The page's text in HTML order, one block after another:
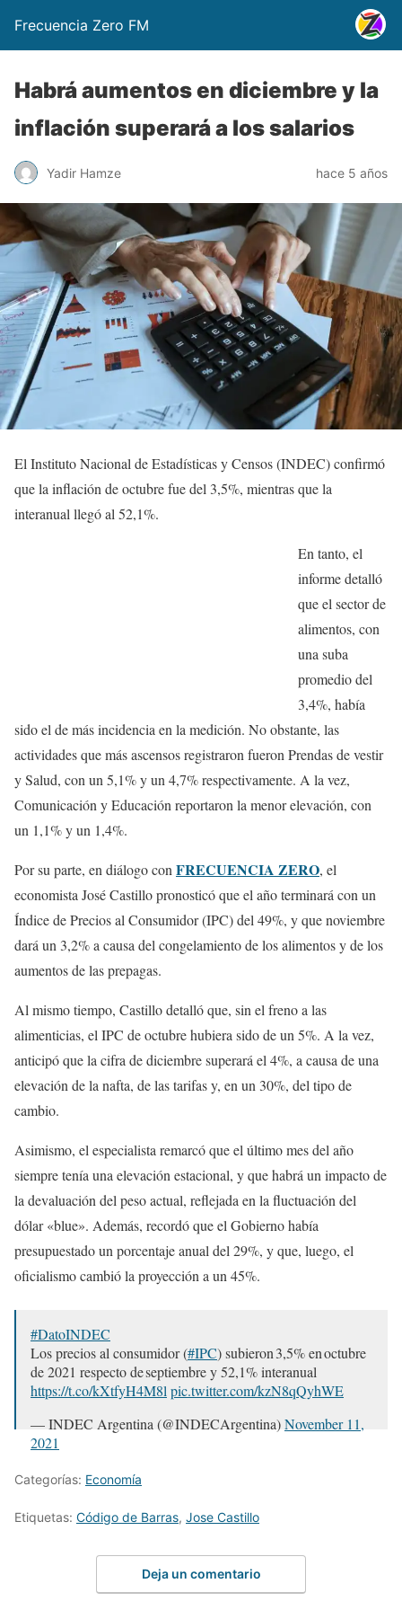
Frecuencia Zero FM
Habrá aumentos en diciembre y la
inflación superará a los salarios
Yadir Hamze hace 5 años
El Instituto Nacional de Estadísticas y Censos (INDEC) confirmó
que la inflación de octubre fue del 3,5%, mientras que la
interanual llegó al 52,1%.
En tanto, el
informe detalló
que el sector de
alimentos, con
una suba
promedio del
3,4%, había
sido el de más incidencia en la medición. No obstante, las
actividades que más ascensos registraron fueron Prendas de vestir
y Salud, con un 5,1% y un 4,7% respectivamente. A la vez,
Comunicación y Educación reportaron la menor elevación, con
un 1,1% y un 1,4%.
Por su parte, en diálogo con FRECUENCIA ZERO, el
economista José Castillo pronosticó que el año terminará con un
Índice de Precios al Consumidor (IPC) del 49%, y que noviembre
dará un 3,2% a causa del congelamiento de los alimentos y de los
aumentos de las prepagas.
Al mismo tiempo, Castillo detalló que, sin el freno a las
alimenticias, el IPC de octubre hubiera sido de un 5%. A la vez,
anticipó que la cifra de diciembre superará el 4%, a causa de una
elevación de la nafta, de las tarifas y, en un 30%, del tipo de
cambio.
Asimismo, el especialista remarcó que el último mes del año
siempre tenía una elevación estacional, y que habrá un impacto de
la devaluación del peso actual, reflejada en la fluctuación del
dólar «blue». Además, recordó que el Gobierno había
presupuestado un porcentaje anual del 29%, y que, luego, el
oficialismo cambió la proyección a un 45%.
#DatoINDEC
Los precios al consumidor (#IPC) subieron 3,5% en octubre
de 2021 respecto de septiembre y 52,1% interanual
https://t.co/kXtfyH4M8l pic.twitter.com/kzN8qQyhWE
— INDEC Argentina (@INDECArgentina)November 11,
2021
Categorías: Economía
Etiquetas: Código de Barras, Jose Castillo
Deja un comentario